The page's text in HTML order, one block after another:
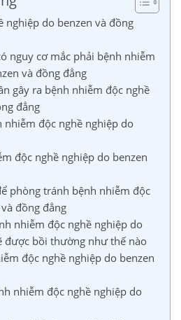
nghiệp do benzen và đồng
nguy cơ mắc phải bệnh nhiễm
và đồng đẳng
gây ra bệnh nhiễm độc nghề
đẳng
nhiễm độc nghề nghiệp do
độc nghề nghiệp do benzen
phòng tránh bệnh nhiễm độc
đồng đẳng
nhiễm độc nghề nghiệp do
được bồi thường như thế nào
độc nghề nghiệp do benzen
nhiễm độc nghề nghiệp do